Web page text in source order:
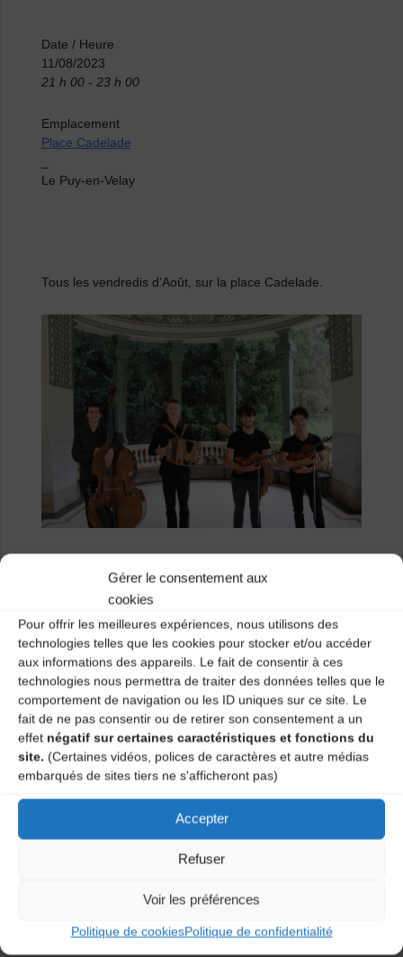
Gérer le consentement aux
cookies
Pour offrir les meilleures expériences, nous utilisons des
technologies telles que les cookies pour stocker et/ou accéder
aux informations des appareils. Le fait de consentir à ces
technologies nous permettra de traiter des données telles que le
comportement de navigation ou les ID uniques sur ce site. Le
fait de ne pas consentir ou de retirer son consentement a un
effet négatif sur certaines caractéristiques et fonctions du
site. (Certaines vidéos, polices de caractères et autre médias
embarqués de sites tiers ne s'afficheront pas)
Accepter
Refuser
Voir les préférences
Politique de cookiesPolitique de confidentialité
Date / Heure
11/08/2023
21 h 00 - 23 h 00
Emplacement
Place Cadelade
Le Puy-en-Velay
Tous les vendredis d’Août, sur la place Cadelade.
ATTENTION :Changement d’horaire, le bal débutera
exceptionnellement à 21h.
GRATUIT
En cas d’intempéries, repli au Centre Roger
Fourneyron.
Organisation : CDMDT43 – cdmdt43.mail@gmail.com –